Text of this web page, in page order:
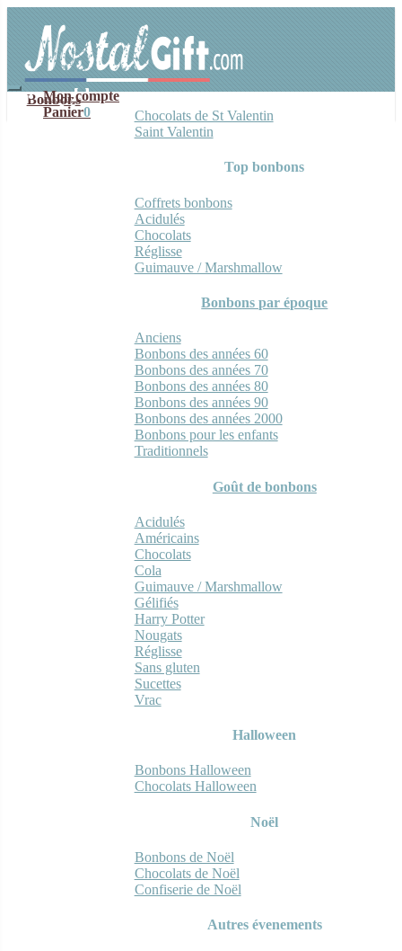
navigation
contenu
Mon compte
Panier0
Bonbons
Chocolats de St Valentin
Saint Valentin
Top bonbons
Coffrets bonbons
Acidulés
Chocolats
Réglisse
Guimauve / Marshmallow
Bonbons par époque
Anciens
Bonbons des années 60
Bonbons des années 70
Bonbons des années 80
Bonbons des années 90
Bonbons des années 2000
Bonbons pour les enfants
Traditionnels
Goût de bonbons
Acidulés
Américains
Chocolats
Cola
Guimauve / Marshmallow
Gélifiés
Harry Potter
Nougats
Réglisse
Sans gluten
Sucettes
Vrac
Halloween
Bonbons Halloween
Chocolats Halloween
Noël
Bonbons de Noël
Chocolats de Noël
Confiserie de Noël
Autres évenements